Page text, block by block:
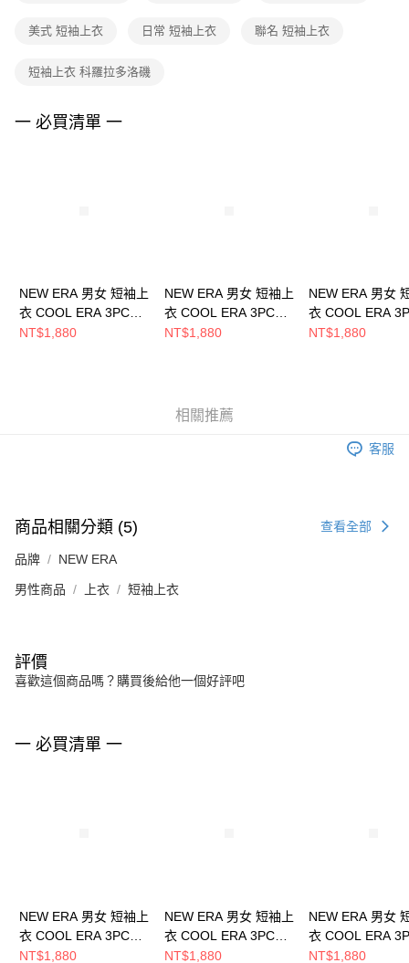
權轉讓予恩沛科技股份有限公司。
３．未成年的使用者請事先徵得法定代理人或監護人之同意方可使用
４．使用「AFTEE先享後付」時，將依據個別帳號之用戶狀況，依本公司即
美式 短袖上衣 日常 短袖上衣 聯名 短袖上衣
短袖上衣 科羅拉多洛磯
一 必買清單 一
NEW ERA 男女 短袖上
衣 COOL ERA 3PCS
PACK BLACK
NT$1,880
NEW ERA 男女 短袖上
衣 COOL ERA 3PCS
PACK BLACK
NT$1,880
NEW ERA 男女
衣 COOL ERA
PACK BLACK
NT$1,880
相關推薦
客服
商品相關分類 (5) 查看全部
品牌 NEW ERA
男性商品 上衣 短袖上衣
評價
喜歡這個商品嗎？購買後給他一個好評吧
一 必買清單 一
NEW ERA 男女 短袖上
衣 COOL ERA 3PCS
PACK BLACK
NT$1,880
NEW ERA 男女 短袖上
衣 COOL ERA 3PCS
PACK BLACK
NT$1,880
NEW ERA 男女
衣 COOL ERA
PACK BLACK
NT$1,880